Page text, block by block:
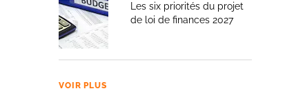
Les six priorités du projet
de loi de finances 2027
VOIR PLUS